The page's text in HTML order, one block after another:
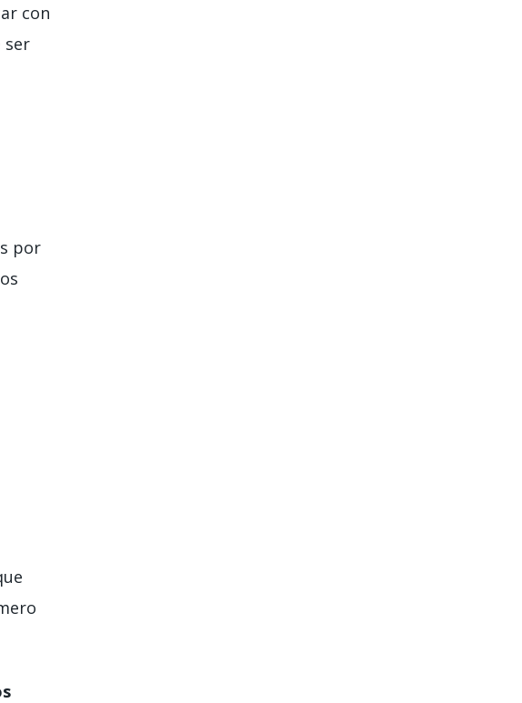
con
ser
por